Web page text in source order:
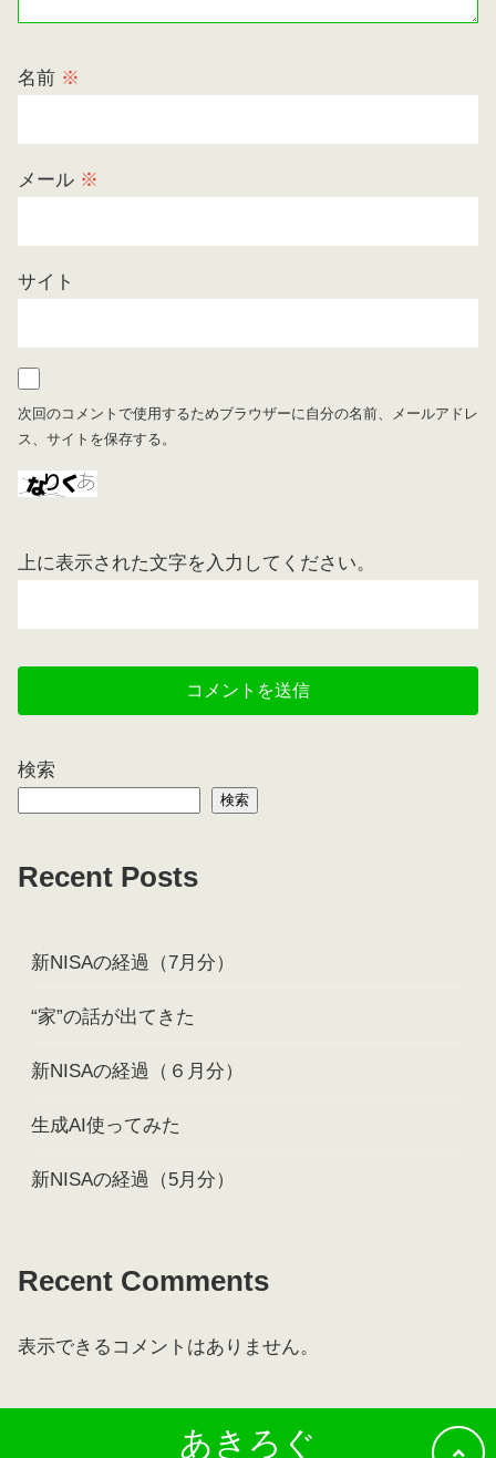
名前 ※
メール ※
サイト
次回のコメントで使用するためブラウザーに自分の名前、メールアドレ
ス、サイトを保存する。
上に表示された文字を入力してください。
検索
検索
Recent Posts
新NISAの経過（7月分）
“家”の話が出てきた
新NISAの経過（６月分）
生成AI使ってみた
新NISAの経過（5月分）
Recent Comments
表示できるコメントはありません。
あきろぐ